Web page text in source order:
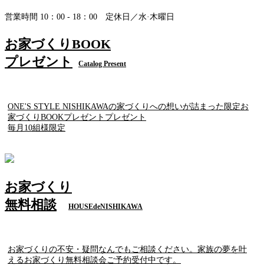
営業時間 10：00 - 18：00 定休日／水·木曜日
お家づくりBOOK
プレゼント
Catalog Present
ONE'S STYLE NISHIKAWAの家づくりへの想いが詰まった限定お
家づくりBOOKプレゼントプレゼント
毎月10組様限定
お家づくり
無料相談
HOUSEdeNISHIKAWA
お家づくりの不安・疑問なんでもご相談ください。家族の夢を叶
えるお家づくり無料相談会ご予約受付中です。